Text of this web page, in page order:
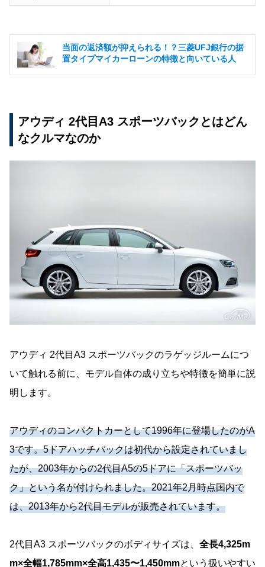
当面の返済額が抑えられる！？三菱UFJ銀行の据
置タイプマイカーローンの特徴と向いている人
アウディ 2代目A3 スポーツバックとはどん
なクルマなのか
アウディ 2代目A3 スポーツバックのラゲッジルームにつ
いて触れる前に、モデル自体の成り立ちや特徴を簡単に説
明します。
アウディのコンパクトカーとして1996年に登場したのがA
3です。5ドアハッチバックは初代から設定されていまし
たが、2003年からの2代目A5の5ドアに「スポーツバッ
ク」という名が付けられました。2021年2月時点国内で
は、2013年から2代目モデルが販売されています。
2代目A3 スポーツバックのボディサイズは、 全長4,325m
m×全幅1,785mm×全高1,435〜1,450mmという扱いやすい